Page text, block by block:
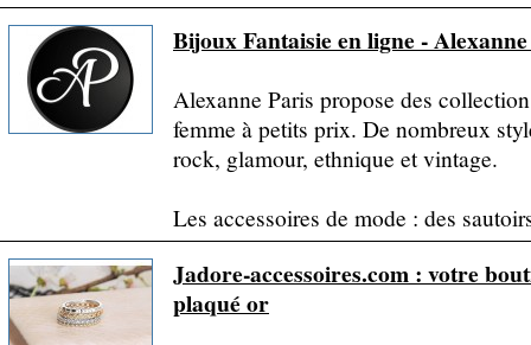
Bijoux Fantaisie en ligne -
Alexanne Paris propose des
femme à petits prix. De nombreux
rock, glamour, ethnique et vintage.
Les accessoires de mode : des
Jadore-accessoires.com : votre
plaqué or